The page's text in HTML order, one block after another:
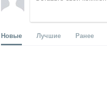
Новые Лучшие Ранее